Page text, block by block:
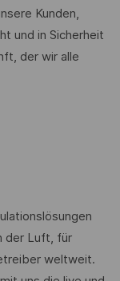
Kunden,
und in Sicherheit
der wir alle
der Luft, für
weltweit.